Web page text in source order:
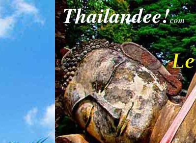
Thailandee!com